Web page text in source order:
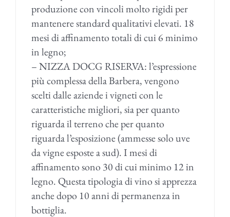
produzione con vincoli molto rigidi per
mantenere standard qualitativi elevati. 18
mesi di affinamento totali di cui 6 minimo
in legno;
– NIZZA DOCG RISERVA: l’espressione
più complessa della Barbera, vengono
scelti dalle aziende i vigneti con le
caratteristiche migliori, sia per quanto
riguarda il terreno che per quanto
riguarda l’esposizione (ammesse solo uve
da vigne esposte a sud). I mesi di
affinamento sono 30 di cui minimo 12 in
legno. Questa tipologia di vino si apprezza
anche dopo 10 anni di permanenza in
bottiglia.